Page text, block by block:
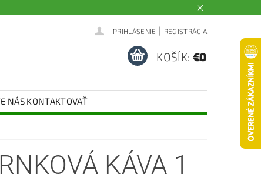
PRIHLÁSENIE | REGISTRÁCIA
KOŠÍK: €0
NÁS KONTAKTOVAŤ
KÁVA 1